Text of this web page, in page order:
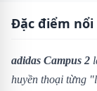
Đặc điểm
adidas Campus 2
huyền thoại từng